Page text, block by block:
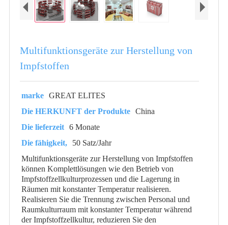
Multifunktionsgeräte zur Herstellung von
Impfstoffen
marke GREAT ELITES
Die HERKUNFT der Produkte China
Die lieferzeit 6 Monate
Die fähigkeit,
50 Satz/Jahr
Multifunktionsgeräte zur Herstellung von Impfstoffen
können Komplettlösungen wie den Betrieb von
Impfstoffzellkulturprozessen und die Lagerung in
Räumen mit konstanter Temperatur realisieren.
Realisieren Sie die Trennung zwischen Personal und
Raumkulturraum mit konstanter Temperatur während
der Impfstoffzellkultur, reduzieren Sie den